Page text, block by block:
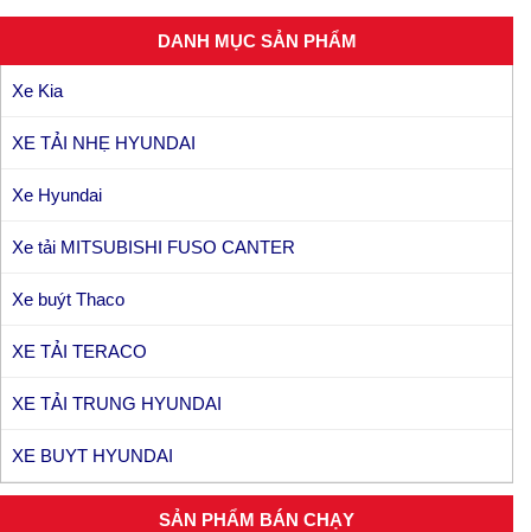
DANH MỤC SẢN PHẨM
Xe Kia
XE TẢI NHẸ HYUNDAI
Xe Hyundai
Xe tải MITSUBISHI FUSO CANTER
Xe buýt Thaco
XE TẢI TERACO
XE TẢI TRUNG HYUNDAI
XE BUYT HYUNDAI
SẢN PHẨM BÁN CHẠY